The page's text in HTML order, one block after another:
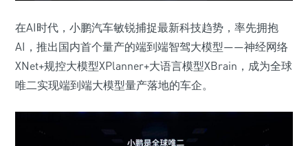
在AI时代，小鹏汽车敏锐捕捉最新科技趋势，率先拥抱
AI，推出国内首个量产的端到端智驾大模型——神经网络
XNet+规控大模型XPlanner+大语言模型XBrain，成为全球
唯二实现端到端大模型量产落地的车企。